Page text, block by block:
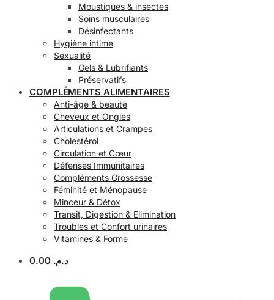
Moustiques & insectes
Soins musculaires
Désinfectants
Hygiène intime
Sexualité
Gels & Lubrifiants
Préservatifs
COMPLÉMENTS ALIMENTAIRES
Anti-âge & beauté
Cheveux et Ongles
Articulations et Crampes
Cholestérol
Circulation et Cœur
Défenses Immunitaires
Compléments Grossesse
Féminité et Ménopause
Minceur & Détox
Transit, Digestion & Elimination
Troubles et Confort urinaires
Vitamines & Forme
د.م. 0.00